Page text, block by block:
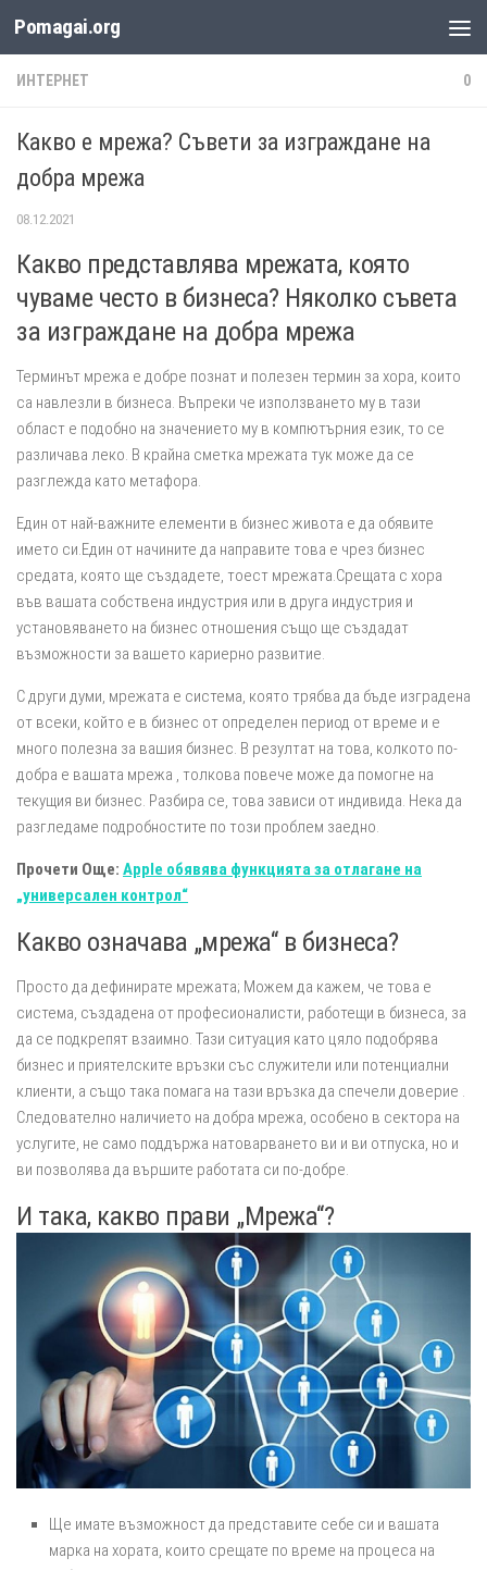
Към съдържанието
Pomagai.org
ИНТЕРНЕТ 0
Какво е мрежа? Съвети за изграждане на
добра мрежа
08.12.2021
Какво представлява мрежата, която
чуваме често в бизнеса? Няколко съвета
за изграждане на добра мрежа
Терминът мрежа е добре познат и полезен термин за хора, които
са навлезли в бизнеса. Въпреки че използването му в тази
област е подобно на значението му в компютърния език, то се
различава леко. В крайна сметка мрежата тук може да се
разглежда като метафора.
Един от най-важните елементи в бизнес живота е да обявите
името си.Един от начините да направите това е чрез бизнес
средата, която ще създадете, тоест мрежата.Срещата с хора
във вашата собствена индустрия или в друга индустрия и
установяването на бизнес отношения също ще създадат
възможности за вашето кариерно развитие.
С други думи, мрежата е система, която трябва да бъде изградена
от всеки, който е в бизнес от определен период от време и е
много полезна за вашия бизнес. В резултат на това, колкото по-
добра е вашата мрежа , толкова повече може да помогне на
текущия ви бизнес. Разбира се, това зависи от индивида. Нека да
разгледаме подробностите по този проблем заедно.
Прочети Още: Apple обявява функцията за отлагане на
„универсален контрол“
Какво означава „мрежа“ в бизнеса?
Просто да дефинирате мрежата; Можем да кажем, че това е
система, създадена от професионалисти, работещи в бизнеса, за
да се подкрепят взаимно. Тази ситуация като цяло подобрява
бизнес и приятелските връзки със служители или потенциални
клиенти, а също така помага на тази връзка да спечели доверие .
Следователно наличието на добра мрежа, особено в сектора на
услугите, не само поддържа натоварването ви и ви отпуска, но и
ви позволява да вършите работата си по-добре.
И така, какво прави „Мрежа“?
Ще имате възможност да представите себе си и вашата
марка на хората, които срещате по време на процеса на